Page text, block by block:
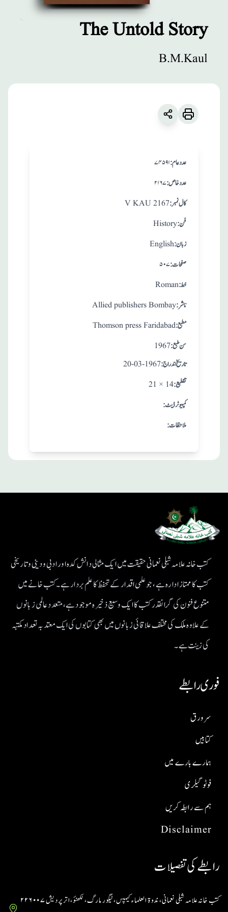
Story
The Untold Story
B.M.Kaul
۷۴۵۹۱ :عدد عام
۲۱۶۷:عدد خاص
V KAU 2167:کال نمبر
History :فن
English:زبان
۵۰۷:صفحات
Roman:خط
Allied publishers Bombay :ناشر
Thomson press Faridabad:مطبع
1967: سن طبع
20-03-1967: تاريخ اندراج
21 × 14 :تقطيع
:کمپیوٹر ڈیٹ
:ملاحظات
کتب خانہ علامہ شبلی نعمانی حقیقت میں ایک مثالی دانش کدہ اور ادبی ودینی و تاریخی
کتب کا ممتاز ادارہ ہے، جو علمی اقدار کے تحفظ کا علم بردار ہے۔کتب خانے میں
متنوع فنون کی گرانقدر کتب کا ایک وسیع ذخیرہ موجود ہے، متعدد عالمی زبانوں
کے علاوہ ملک کی مختلف علاقائی زبانوں میں بھی کتابوں کی ایک معتد بہ تعداد مکتبہ
کی زینت ہے۔
فوری رابطے
Disclaimer
ہم سے رابطہ کریں
فوٹو گیلری
ہمارے بارے میں
کتابیں
سر ورق
رابطے کی تفصیلات
کتب خانہ علامہ شبلی نعمانی، ندوۃ العلماء کیمپس، ٹیگور مارگ، لکھنؤ، اتر پردیش ۲۲۶۰۰۷